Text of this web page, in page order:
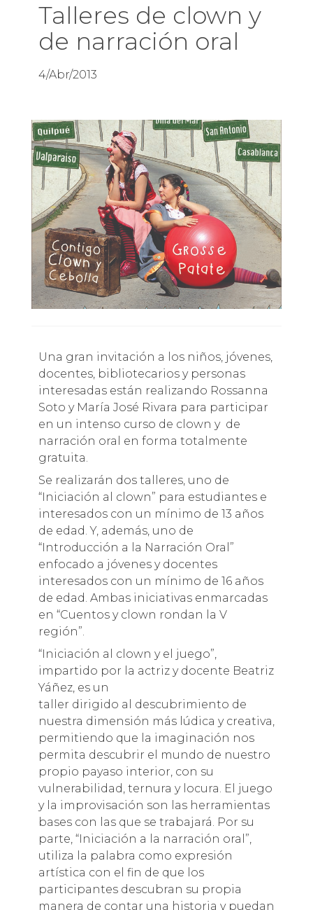
Talleres de clown y
de narración oral
4/Abr/2013
Una gran invitación a los niños, jóvenes,
docentes, bibliotecarios y personas
interesadas están realizando Rossanna
Soto y María José Rivara para participar
en un intenso curso de clown y de
narración oral en forma totalmente
gratuita.
Se realizarán dos talleres, uno de
“Iniciación al clown” para estudiantes e
interesados con un mínimo de 13 años
de edad. Y, además, uno de
“Introducción a la Narración Oral”
enfocado a jóvenes y docentes
interesados con un mínimo de 16 años
de edad. Ambas iniciativas enmarcadas
en “Cuentos y clown rondan la V
región”.
“Iniciación al clown y el juego”,
impartido por la actriz y docente Beatriz
Yáñez, es un
taller dirigido al descubrimiento de
nuestra dimensión más lúdica y creativa,
permitiendo que la imaginación nos
permita descubrir el mundo de nuestro
propio payaso interior, con su
vulnerabilidad, ternura y locura. El juego
y la improvisación son las herramientas
bases con las que se trabajará. Por su
parte, “Iniciación a la narración oral”,
utiliza la palabra como expresión
artística con el fin de que los
participantes descubran su propia
manera de contar una historia y puedan